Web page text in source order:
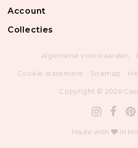
Account
Collecties
Algemene voorwaarden
Cookie statement Sitemap
Copyright © 2026
Made with in